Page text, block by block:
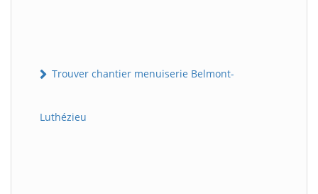
Trouver chantier menuiserie Belmont-
Luthézieu